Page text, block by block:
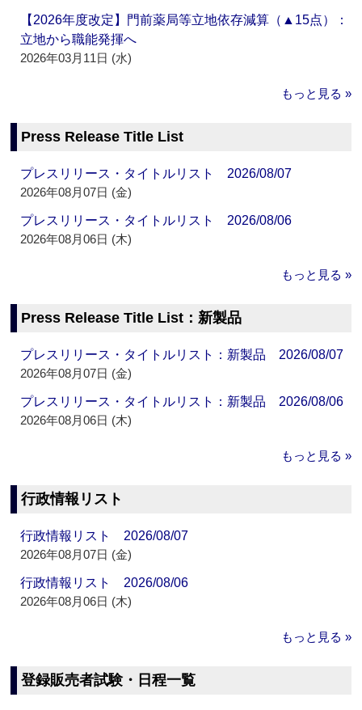
【2026年度改定】門前薬局等立地依存減算（▲15点）：
立地から職能発揮へ
2026年03月11日 (水)
もっと見る »
Press Release Title List
プレスリリース・タイトルリスト 2026/08/07
2026年08月07日 (金)
プレスリリース・タイトルリスト 2026/08/06
2026年08月06日 (木)
もっと見る »
Press Release Title List：新製品
プレスリリース・タイトルリスト：新製品 2026/08/07
2026年08月07日 (金)
プレスリリース・タイトルリスト：新製品 2026/08/06
2026年08月06日 (木)
もっと見る »
行政情報リスト
行政情報リスト 2026/08/07
2026年08月07日 (金)
行政情報リスト 2026/08/06
2026年08月06日 (木)
もっと見る »
登録販売者試験・日程一覧